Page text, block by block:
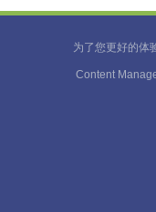
为了您更好的体
Content